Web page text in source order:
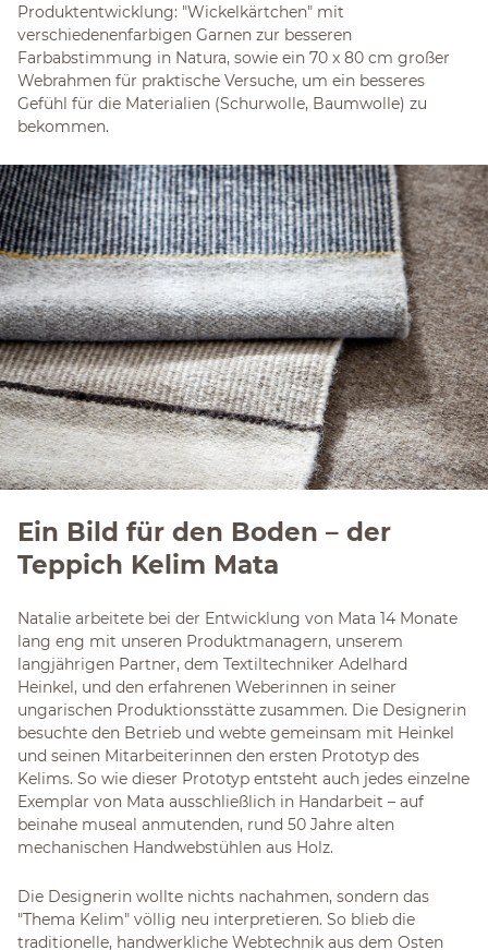
Produktentwicklung: "Wickelkärtchen" mit
verschiedenenfarbigen Garnen zur besseren
Farbabstimmung in Natura, sowie ein 70 x 80 cm großer
Webrahmen für praktische Versuche, um ein besseres
Gefühl für die Materialien (Schurwolle, Baumwolle) zu
bekommen.
Ein Bild für den Boden – der
Teppich Kelim Mata
Natalie arbeitete bei der Entwicklung von Mata 14 Monate
lang eng mit unseren Produktmanagern, unserem
langjährigen Partner, dem Textiltechniker Adelhard
Heinkel, und den erfahrenen Weberinnen in seiner
ungarischen Produktionsstätte zusammen. Die Designerin
besuchte den Betrieb und webte gemeinsam mit Heinkel
und seinen Mitarbeiterinnen den ersten Prototyp des
Kelims. So wie dieser Prototyp entsteht auch jedes einzelne
Exemplar von Mata ausschließlich in Handarbeit – auf
beinahe museal anmutenden, rund 50 Jahre alten
mechanischen Handwebstühlen aus Holz.
Die Designerin wollte nichts nachahmen, sondern das
"Thema Kelim" völlig neu interpretieren. So blieb die
traditionelle, handwerkliche Webtechnik aus dem Osten